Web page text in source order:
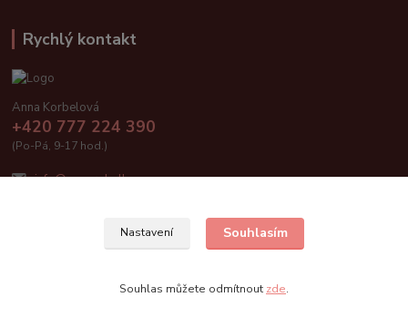
Rychlý kontakt
Anna Korbelová
+420 777 224 390
(Po-Pá, 9-17 hod.)
info@vseproholky.cz
Vše pro holky 2019
Nastavení Souhlasím
Souhlas můžete odmítnout zde.